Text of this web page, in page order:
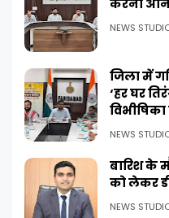
करना
NEWS
जिला में
‘हर घर
NEWS
बारिश के
को लेकर
NEWS